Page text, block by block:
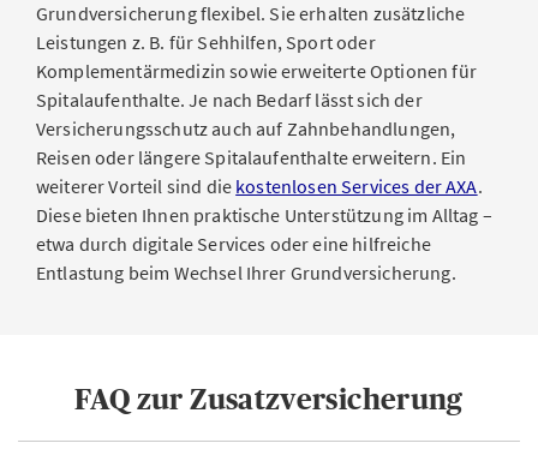
Grundversicherung flexibel. Sie erhalten zusätzliche
Leistungen z. B. für Sehhilfen, Sport oder
Komplementärmedizin sowie erweiterte Optionen für
Spitalaufenthalte. Je nach Bedarf lässt sich der
Versicherungsschutz auch auf Zahnbehandlungen,
Reisen oder längere Spitalaufenthalte erweitern. Ein
weiterer Vorteil sind die kostenlosen Services der AXA.
Diese bieten Ihnen praktische Unterstützung im Alltag –
etwa durch digitale Services oder eine hilfreiche
Entlastung beim Wechsel Ihrer Grundversicherung.
FAQ zur Zusatzversicherung